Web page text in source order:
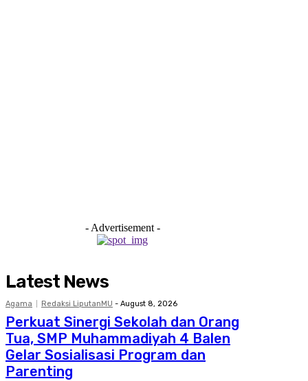
- Advertisement -
Latest News
Agama Redaksi LiputanMU - August 8, 2026
Perkuat Sinergi Sekolah dan Orang
Tua, SMP Muhammadiyah 4 Balen
Gelar Sosialisasi Program dan
Parenting